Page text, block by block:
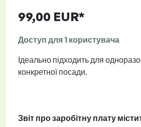
99,00 EUR*
Доступ для 1 користувача
Ідеально підходить для
конкретної посади.
Звіт про заробітну плату